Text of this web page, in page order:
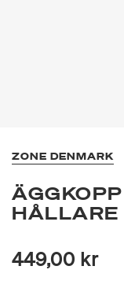
ZONE DENMARK
HÅLLARE
449,00 kr